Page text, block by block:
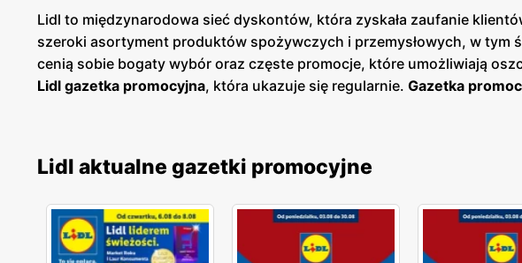
Lidl to międzynarodowa sieć dyskontów, która zyskała zaufanie
szeroki asortyment produktów spożywczych i przemysłowych, w tym
cenią sobie bogaty wybór oraz częste promocje, które umożliwiają
Lidl gazetka promocyjna, która ukazuje się regularnie. Gazetka
dzięki czemu klienci mogą planować swoje zakupy i korzystać z
klientów. Firma kładzie duży nacisk na jakość obsługi oraz świeżość
zarówno popularne marki, jak i produkty własne, które są dostępne
oferty, aby sprostać oczekiwaniom klientów poszukujących świeżych
Lidl aktualne gazetki promocyjne